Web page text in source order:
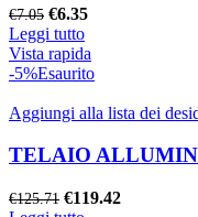
€7.05 Il
prezzo
originale
era:
€6.35Il
attuale
è:
Leggi tutto
Vista rapida
-5%Esaurito
Aggiungi alla lista dei
TELAIO
€125.71 Il
€119.42